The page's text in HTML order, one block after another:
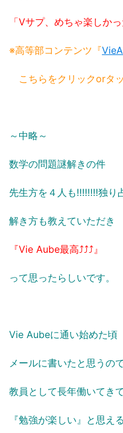
「Vサプ、めちゃ楽しか
※高等部コンテンツ『
こちらをクリックorタッ
～中略～
数学の問題謎解きの件
先生方を４人も‼‼‼‼独り
解き方も教えていただき
『Vie Aube最高⤴⤴⤴』
って思ったらしいです。
Vie Aubeに通い始めた頃
メールに書いたと思うの
教員として長年働いてきて
『勉強が楽しい』と思え